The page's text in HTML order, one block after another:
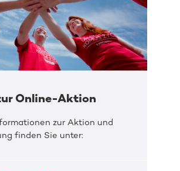
Online-Aktion
zur Aktion und
finden Sie unter: